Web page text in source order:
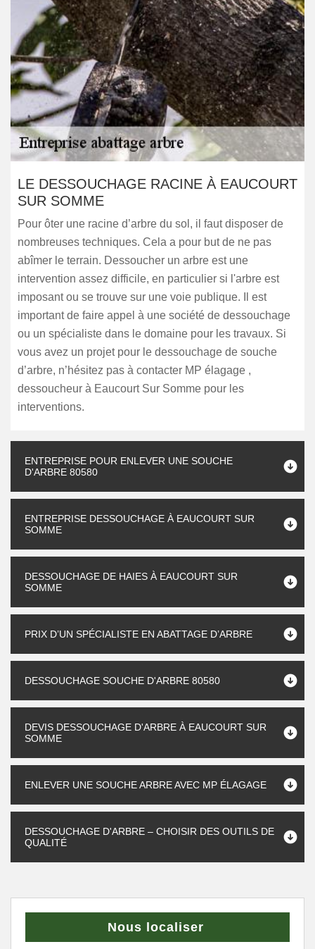
LE DESSOUCHAGE RACINE À EAUCOURT
SUR SOMME
Pour ôter une racine d’arbre du sol, il faut disposer de
nombreuses techniques. Cela a pour but de ne pas
abîmer le terrain. Dessoucher un arbre est une
intervention assez difficile, en particulier si l'arbre est
imposant ou se trouve sur une voie publique. Il est
important de faire appel à une société de dessouchage
ou un spécialiste dans le domaine pour les travaux. Si
vous avez un projet pour le dessouchage de souche
d’arbre, n’hésitez pas à contacter MP élagage ,
dessoucheur à Eaucourt Sur Somme pour les
interventions.
ENTREPRISE POUR ENLEVER UNE SOUCHE
D'ARBRE 80580
ENTREPRISE DESSOUCHAGE À EAUCOURT SUR
SOMME
DESSOUCHAGE DE HAIES À EAUCOURT SUR
SOMME
PRIX D’UN SPÉCIALISTE EN ABATTAGE D’ARBRE
DESSOUCHAGE SOUCHE D'ARBRE 80580
DEVIS DESSOUCHAGE D'ARBRE À EAUCOURT SUR
SOMME
ENLEVER UNE SOUCHE ARBRE AVEC MP ÉLAGAGE
DESSOUCHAGE D'ARBRE – CHOISIR DES OUTILS DE
QUALITÉ
Nous localiser